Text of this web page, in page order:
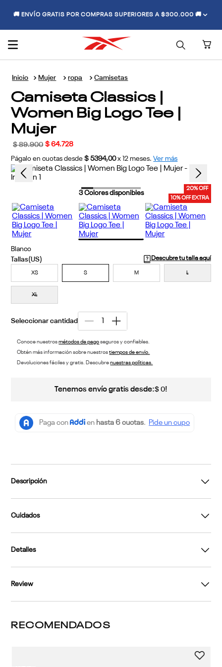
🚚 ENVÍO GRATIS POR COMPRAS SUPERIORES A $300.000 🚚
Mujer ropa Camisetas
Camiseta Classics |
Women Big Logo Tee |
Mujer
$ 89.900 $ 64.728
Págalo en cuotas desde $ 5394,00 x 12 meses. Ver más
20% OFF
10% OFF EXTRA
3Colores disponibles
Blanco
Descubre tu talla aquí
XS S M L
XL
Conoce nuestrosmétodos de pagoseguros y confiables.
Obtén más información sobre nuestrostiempos de envío.
Devoluciones fáciles y gratis. Descubrenuestras políticas.
Tenemos envío gratis desde:$ 0!
Descripción
Cuidados
Detalles
Review
RECOMENDADOS